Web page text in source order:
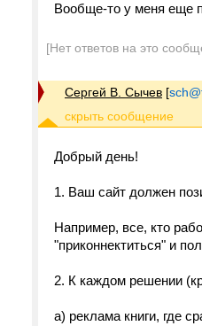
Вообще-то у меня еще
[Нет ответов на это
Сергей В. Сычев [
Добрый день!
1. Ваш сайт должен
Например, все, кто
"приконнектиться" и
2. К каждом решении
а) реклама книги, где